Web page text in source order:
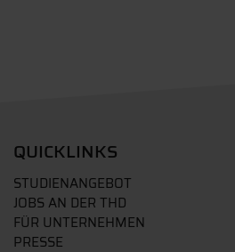
QUICKLINKS
STUDIENANGEBOT
JOBS AN DER THD
FÜR UNTERNEHMEN
PRESSE